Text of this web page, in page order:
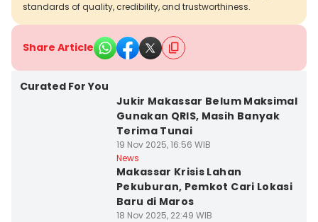
standards of quality, credibility, and trustworthiness.
Share Article
Curated For You
Jukir Makassar Belum Maksimal
Gunakan QRIS, Masih Banyak
Terima Tunai
19 Nov 2025, 16:56 WIB
News
Makassar Krisis Lahan
Pekuburan, Pemkot Cari Lokasi
Baru di Maros
18 Nov 2025, 22:49 WIB